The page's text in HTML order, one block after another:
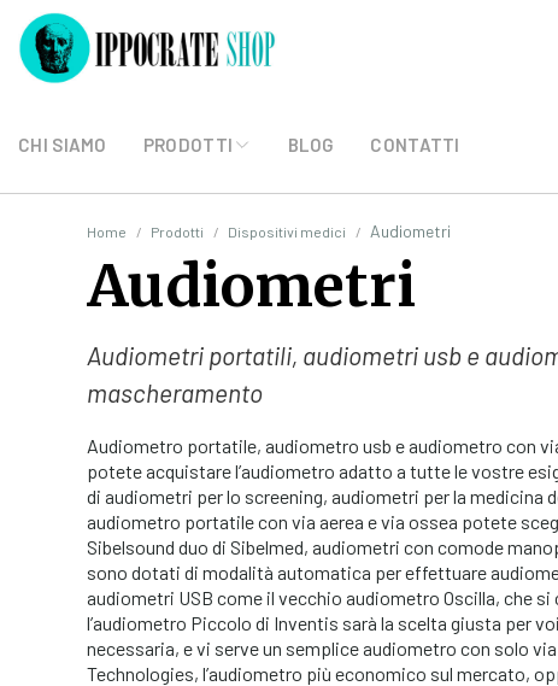
CHI SIAMO PRODOTTI BLOG CONTATTI
Home Prodotti Dispositivi medici Audiometri
Audiometri
Audiometri portatili, audiometri usb e
mascheramento
Audiometro portatile, audiometro usb e audiometro con
potete acquistare l’audiometro adatto a tutte le vostre
di audiometri per lo screening, audiometri per la medicina
audiometro portatile con via aerea e via ossea potete
Sibelsound duo di Sibelmed, audiometri con comode
sono dotati di modalità automatica per effettuare
audiometri USB come il vecchio audiometro Oscilla, che
l’audiometro Piccolo di Inventis sarà la scelta giusta per
necessaria, e vi serve un semplice audiometro con solo
Technologies, l’audiometro più economico sul mercato,